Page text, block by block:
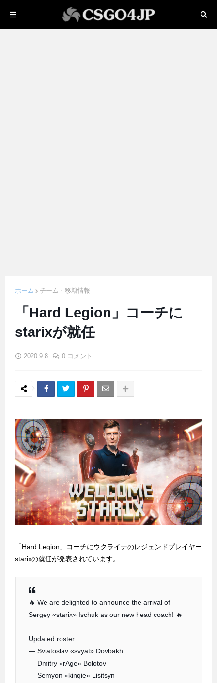
ホーム チーム・移籍情報
「Hard Legion」コーチに
starixが就任
2020.9.8 0 コメント
「Hard Legion」コーチにウクライナのレジェンドプレイヤー
starixの就任が発表されています。
🔥 We are delighted to announce the arrival of
Sergey «starix» Ischuk as our new head coach! 🔥
Updated roster:
— Sviatoslav «svyat» Dovbakh
— Dmitry «rAge» Bolotov
— Semyon «kinqie» Lisitsyn